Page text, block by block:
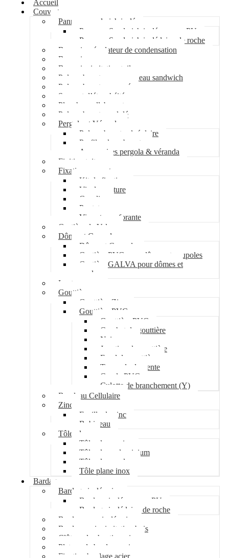
Accueil
Couverture
Panneau sandwich isolé
Panneau Sandwich isolé mousse PU
Panneau Sandwich isolé laine de roche
Bac acier régulateur de condensation
Bac acier sec
Bac acier imitation tuile
Polycarbonate pour panneau sandwich
Polycarbonate nervuré
Support d’étanchéité
Plancher collaborant
Polycarbonate ondulé
Pergola et Véranda
Polycarbonate alvéolaire
Profil polycarbonate
Accessoires pergola & véranda
Finition toiture
Fixation couverture
Kit de fixation
Vis de couture
Cavalier
Pontet
Vis auto-perforante
Costière de Velux
Dôme et Coupole
Dôme et Coupole
Costière PVC pour dômes et coupoles
Costière GALVA pour dômes et
coupoles
Lanterneau
Gouttière
Gouttière Zinc
Gouttière PVC
Gouttière PVC
Crochet de gouttière
Naissance
Jonction de gouttière
Fond de gouttière
Tuyau de descente
Coude PVC
Culotte de branchement (Y)
Bandeau Cellulaire
Zinc
Feuille de zinc
Bobineau
Tôle plane
Tôle plane acier
Tôle plane aluminium
Tôle plane galva
Tôle plane inox
Bardage
Bardage isolé acier
Bardage isolé mousse PU
Bardage isolé laine de roche
Bardage non isolé acier
Bardage acier imitation bois
Clôture de chantier acier
Plateau de bardage acier
Fixation bardage acier